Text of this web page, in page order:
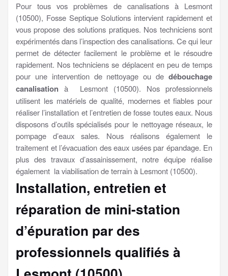
Pour tous vos problèmes de canalisations à Lesmont
(10500), Fosse Septique Solutions intervient rapidement et
vous propose des solutions pratiques. Nos techniciens sont
expérimentés dans l’inspection des canalisations. Ce qui leur
permet de détecter facilement le problème et le résoudre
rapidement. Nos techniciens se déplacent en peu de temps
pour une intervention de nettoyage ou de débouchage
canalisation à Lesmont (10500). Nos professionnels
utilisent les matériels de qualité, modernes et fiables pour
réaliser l’installation et l’entretien de fosse toutes eaux. Nous
disposons d’outils spécialisés pour le nettoyage réseaux, le
pompage d’eaux sales. Nous réalisons également le
traitement et l’évacuation des eaux usées par épandage. En
plus des travaux d’assainissement, notre équipe réalise
également la viabilisation de terrain à Lesmont (10500).
Installation, entretien et
réparation de mini-station
d’épuration par des
professionnels qualifiés à